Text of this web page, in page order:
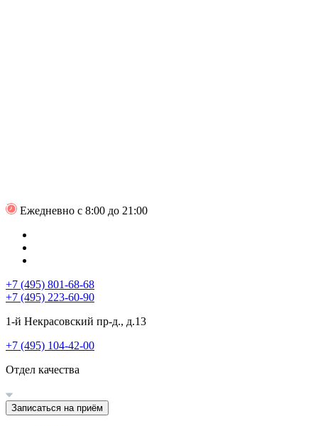
Ежедневно с 8:00 до 21:00
+7 (495) 801-68-68
+7 (495) 223-60-90
1-й Некрасовский пр-д., д.13
+7 (495) 104-42-00
Отдел качества
Записаться на приём